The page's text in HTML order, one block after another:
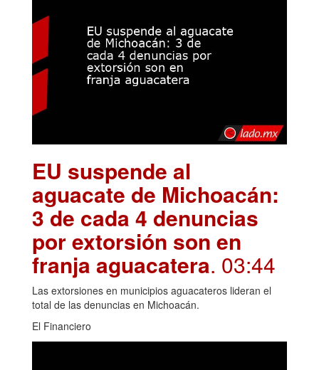
EU suspende al
aguacate de Michoacán:
3 de cada 4 denuncias
por extorsión son en
franja aguacatera. 03:44
Las extorsiones en municipios aguacateros lideran el
total de las denuncias en Michoacán.
El Financiero